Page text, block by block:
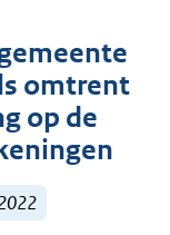
omtrent
op de